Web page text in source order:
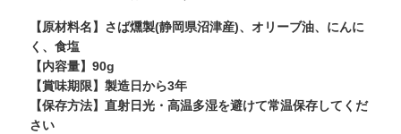
【原材料名】さば燻製(静岡県沼津産)、オリーブ油、にんに
く、食塩
【内容量】90g
【賞味期限】製造日から3年
【保存方法】直射日光・高温多湿を避けて常温保存してくだ
さい